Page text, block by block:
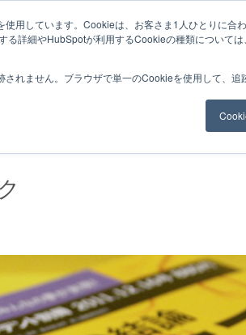
用しています。Cookieは、お客さま1人ひとりに合
詳細やHubSpotが利用するCookieの種類については
れません。ブラウザで単一のCookieを使用して、追
料金 Web制作 ナレッジ